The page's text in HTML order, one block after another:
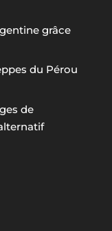
grâce
du Pérou
de